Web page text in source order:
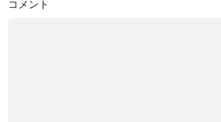
コメント